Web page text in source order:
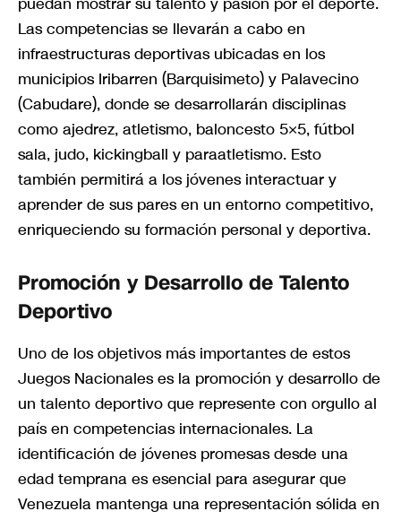
Las competencias se llevarán a cabo en
infraestructuras deportivas ubicadas en los
municipios Iribarren (Barquisimeto) y Palavecino
(Cabudare), donde se desarrollarán disciplinas
como ajedrez, atletismo, baloncesto 5×5, fútbol
sala, judo, kickingball y paraatletismo. Esto
también permitirá a los jóvenes interactuar y
aprender de sus pares en un entorno competitivo,
enriqueciendo su formación personal y deportiva.
Promoción y Desarrollo de Talento
Deportivo
Uno de los objetivos más importantes de estos
Juegos Nacionales es la promoción y desarrollo de
un talento deportivo que represente con orgullo al
país en competencias internacionales. La
identificación de jóvenes promesas desde una
edad temprana es esencial para asegurar que
Venezuela mantenga una representación sólida en